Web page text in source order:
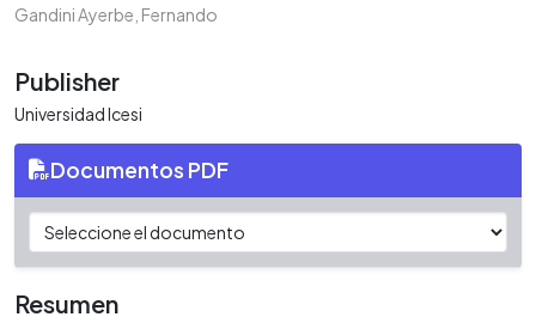
Gandini Ayerbe, Fernando
Publisher
Universidad Icesi
Documentos PDF
Resumen